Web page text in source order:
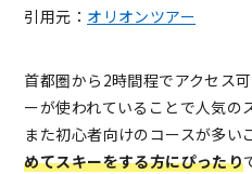
引用元： オリオンツアー
首都圏から2時間程でアクセス
ーが使われていることで人気の
また初心者向けのコースが多い
めてスキーをする方にぴったり